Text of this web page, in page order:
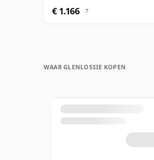
€ 1.166 ?
WAAR GLENLOSSIE KOPEN